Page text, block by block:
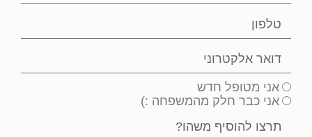
אני מטופל חדש
אני כבר חלק מהמשפחה :)